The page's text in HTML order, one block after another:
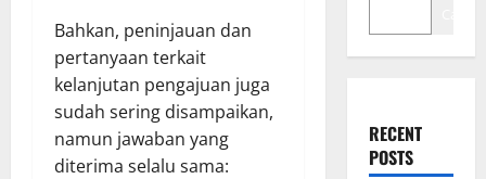
Bahkan, peninjauan dan
pertanyaan terkait
kelanjutan pengajuan juga
sudah sering disampaikan,
namun jawaban yang
diterima selalu sama:
RECENT
POSTS